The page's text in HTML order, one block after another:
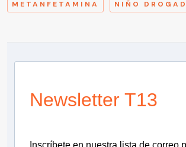
METANFETAMINA NIÑO
Newsletter T13
Inscríbete en nuestra lista de correo